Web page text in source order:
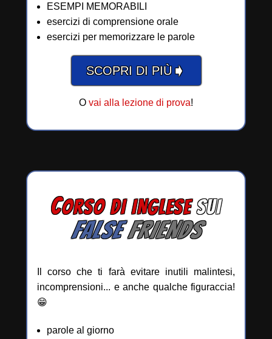
ESEMPI MEMORABILI
esercizi di comprensione orale
esercizi per memorizzare le parole
SCOPRI DI PIÙ➧
O vai alla lezione di prova!
CORSO DI INGLESESUI
FALSEFRIENDS
Il corso che ti farà evitare inutili malintesi,
incomprensioni... e anche qualche figuraccia!
😁
parole al giorno